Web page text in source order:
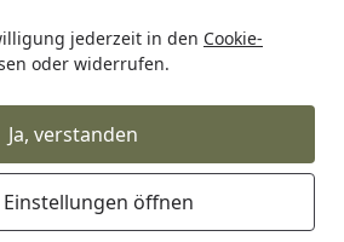
jederzeit in den Cookie-
oder widerrufen.
Ja, verstanden
Einstellungen öffnen
werden mit sehr viel
zubereitet. Das Fleisch stammt
Erzeugern überwiegend
es finden auch keine langen und